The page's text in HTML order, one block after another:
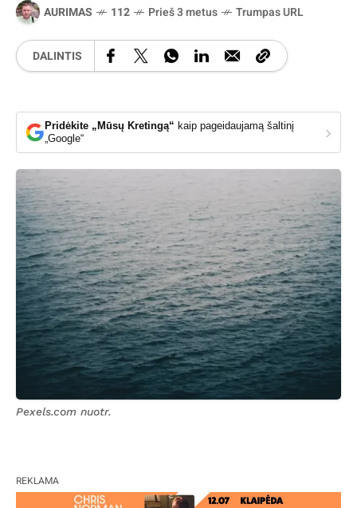
AURIMAS 112 Prieš 3 metus Trumpas URL
DALINTIS
Pridėkite „Mūsų Kretingą“ kaip pageidaujamą šaltinį
„Google“
›
Pexels.com nuotr.
REKLAMA